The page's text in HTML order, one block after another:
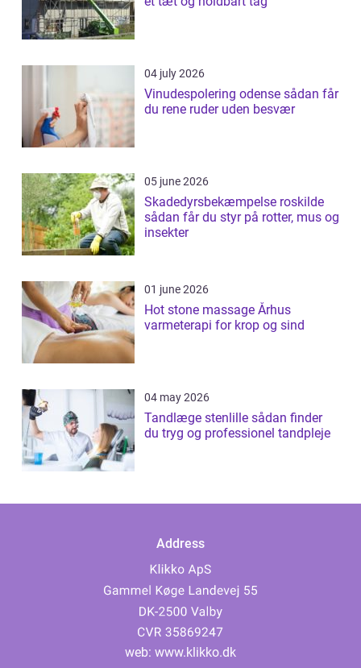
04 july 2026
Vinudespolering odense sådan får
du rene ruder uden besvær
05 june 2026
Skadedyrsbekæmpelse roskilde
sådan får du styr på rotter, mus og
insekter
01 june 2026
Hot stone massage Århus
varmeterapi for krop og sind
04 may 2026
Tandlæge stenlille sådan finder
du tryg og professionel tandpleje
Address
web: www.klikko.dk